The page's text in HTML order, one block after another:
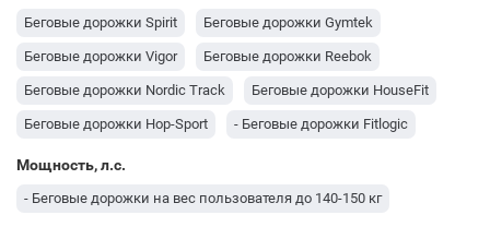
Беговые дорожки Spirit Беговые дорожки Gymtek
Беговые дорожки Vigor Беговые дорожки Reebok
Беговые дорожки Nordic Track Беговые дорожки HouseFit
Беговые дорожки Hop-Sport - Беговые дорожки Fitlogic
Беговые дорожки EnergyFIT
Беговые дорожки ProForm
Мощность, л.с.
- Беговые дорожки на вес пользователя до 140-150 кг